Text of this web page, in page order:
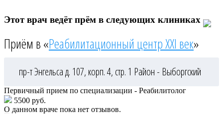
Этот врач ведёт прём в следующих клиниках
Приём в «Реабилитационный центр XXI век»
пр-т Энгельса д. 107, корп. 4, стр. 1 Район - Выборгский
Первичный прием по специализации - Реабилитолог
5500 руб.
О данном враче пока нет отзывов.